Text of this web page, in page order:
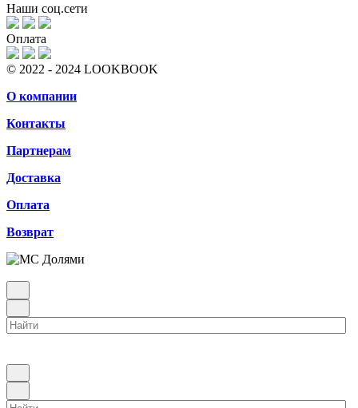
Наши соц.сети
Оплата
© 2022 - 2024 LOOKBOOK
О компании
Контакты
Партнерам
Доставка
Оплата
Возврат